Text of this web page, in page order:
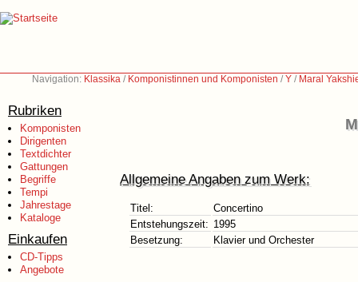
Navigation: Klassika / Komponistinnen und Komponisten /Y / Maral
Rubriken
Komponisten
Dirigenten
Textdichter
Gattungen
Begriffe
Tempi
Jahrestage
Kataloge
Einkaufen
CD-Tipps
Angebote
Allgemeine Angaben zum Werk:
Titel:
Concertino
Entstehungszeit: 1995
Besetzung:
Klavier und Orchester